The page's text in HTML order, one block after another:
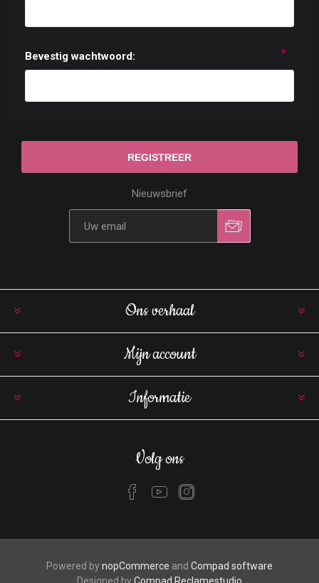
Bevestig wachtwoord: *
Nieuwsbrief
Ons verhaal
Mijn account
Informatie
Volg ons
Powered bynopCommerce and Compad software